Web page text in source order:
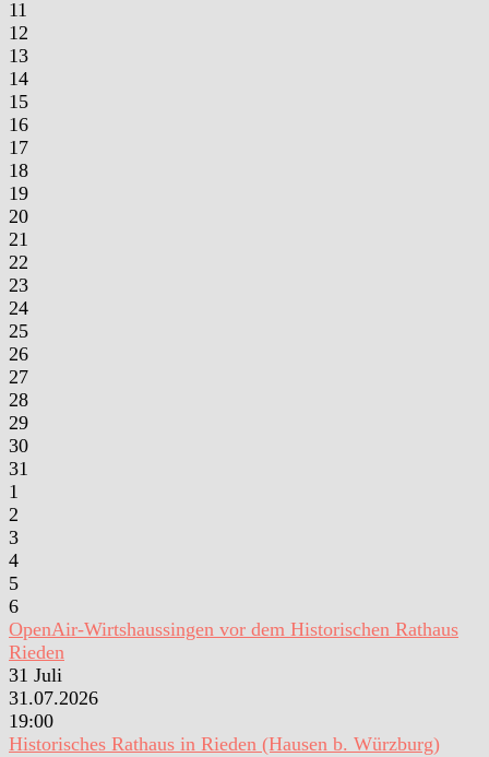
11
12
13
14
15
16
17
18
19
20
21
22
23
24
25
26
27
28
29
30
31
1
2
3
4
5
6
OpenAir-Wirtshaussingen vor dem Historischen Rathaus
Rieden
31 Juli
31.07.2026
19:00
Historisches Rathaus in Rieden (Hausen b. Würzburg)